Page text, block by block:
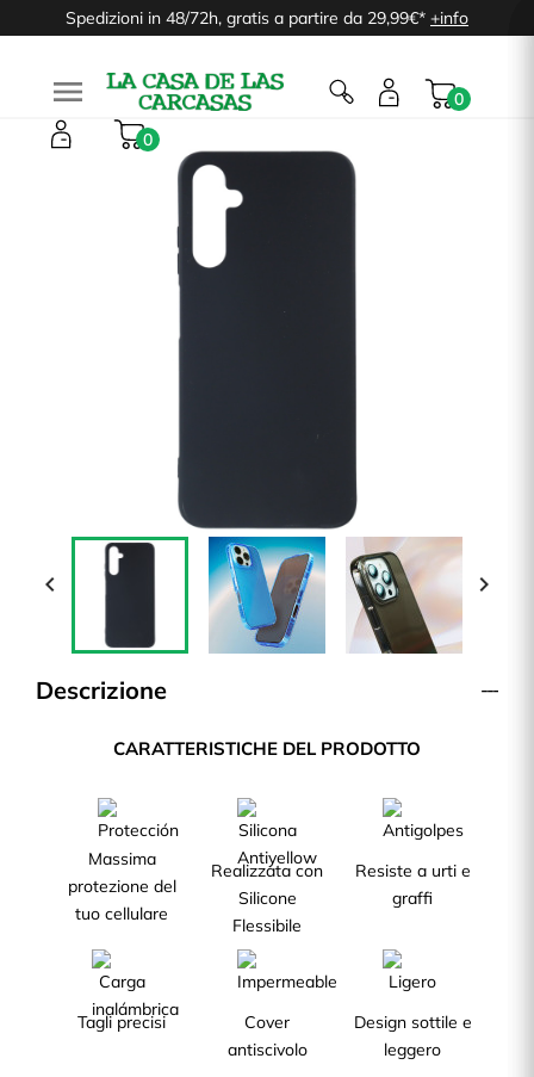
Spedizioni in 48/72h, gratis a partire da 29,99€* +info

0
0
 
Descrizione
CARATTERISTICHE DEL PRODOTTO
Massima
protezione del
tuo cellulare
Realizzata con
Silicone
Flessibile
Resiste a urti e
graffi
Tagli precisi
Cover
antiscivolo
Design sottile e
leggero